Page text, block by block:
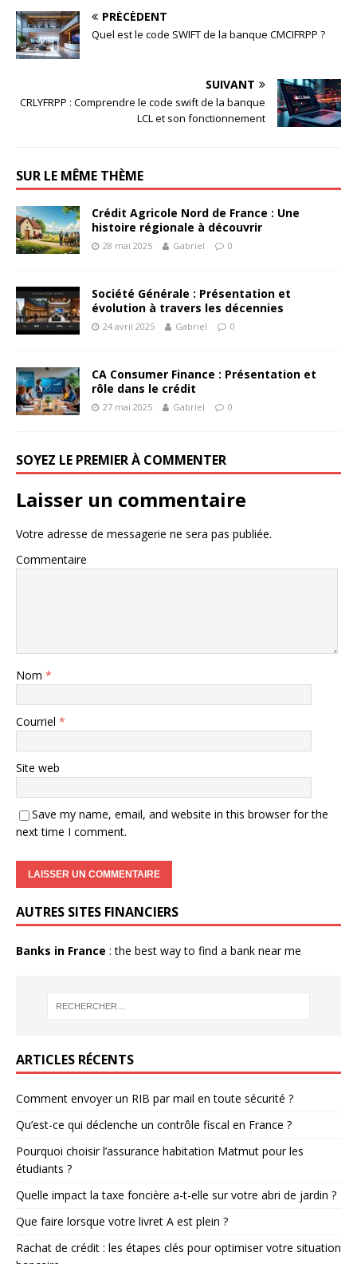
PRÉCÉDENT
Quel est le code SWIFT de la banque CMCIFRPP ?
SUIVANT
CRLYFRPP : Comprendre le code swift de la banque
LCL et son fonctionnement
SUR LE MÊME THÈME
Crédit Agricole Nord de France : Une
histoire régionale à découvrir
28 mai 2025 Gabriel 0
Société Générale : Présentation et
évolution à travers les décennies
24 avril 2025 Gabriel 0
CA Consumer Finance : Présentation et
rôle dans le crédit
27 mai 2025 Gabriel 0
SOYEZ LE PREMIER À COMMENTER
Laisser un commentaire
Votre adresse de messagerie ne sera pas publiée.
Commentaire
Nom *
Courriel *
Site web
Save my name, email, and website in this browser for the
next time I comment.
AUTRES SITES FINANCIERS
Banks in France : the best way to find a bank near me
ARTICLES RÉCENTS
Comment envoyer un RIB par mail en toute sécurité ?
Qu’est-ce qui déclenche un contrôle fiscal en France ?
Pourquoi choisir l’assurance habitation Matmut pour les
étudiants ?
Quelle impact la taxe foncière a-t-elle sur votre abri de jardin ?
Que faire lorsque votre livret A est plein ?
Rachat de crédit : les étapes clés pour optimiser votre situation